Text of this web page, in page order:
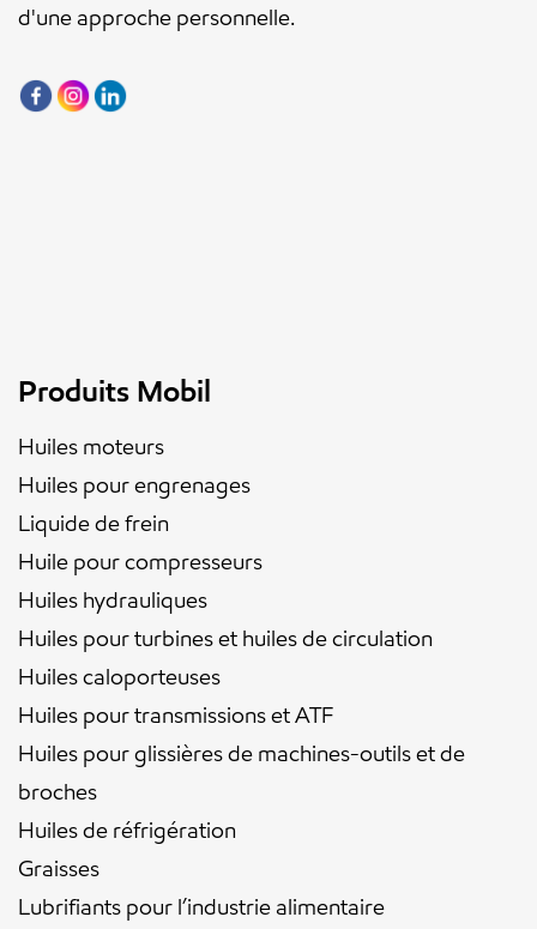
d'une approche personnelle.
Produits Mobil
Huiles moteurs
Huiles pour engrenages
Liquide de frein
Huile pour compresseurs
Huiles hydrauliques
Huiles pour turbines et huiles de circulation
Huiles caloporteuses
Huiles pour transmissions et ATF
Huiles pour glissières de machines-outils et de
broches
Huiles de réfrigération
Graisses
Lubrifiants pour l’industrie alimentaire